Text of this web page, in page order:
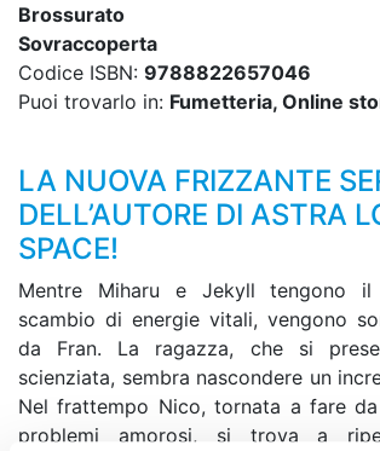
Brossurato
Sovraccoperta
Codice ISBN: 9788822657046
Puoi trovarlo in: Fumetteria, Online
LA NUOVA FRIZZANTE
DELL’AUTORE DI ASTRA
SPACE!
Mentre Miharu e Jekyll tengono il
scambio di energie vitali, vengono
da Fran. La ragazza, che si
scienziata, sembra nascondere un
Nel frattempo Nico, tornata a fare
problemi amorosi, si trova a